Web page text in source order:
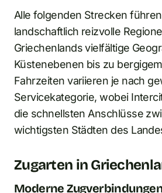
Alle folgenden Strecken
landschaftlich reizvolle
Griechenlands vielfältige
Küstenebenen bis zu
Fahrzeiten variieren je nach
Servicekategorie, wobei
die schnellsten Anschlüsse
wichtigsten Städten des
Zugarten in
Moderne